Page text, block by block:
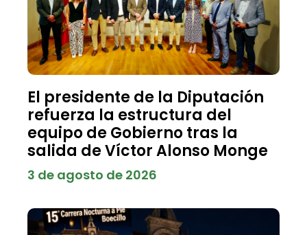
El presidente de la Diputación
refuerza la estructura del
equipo de Gobierno tras la
salida de Víctor Alonso Monge
3 de agosto de 2026